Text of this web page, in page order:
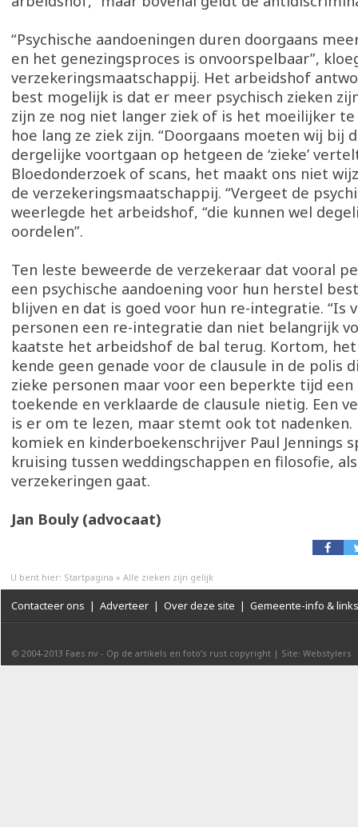
“Psychische aandoeningen duren doorgaans
en het genezingsproces is onvoorspelbaar”,
verzekeringsmaatschappij. Het arbeidshof
best mogelijk is dat er meer psychisch zieken
zijn ze nog niet langer ziek of is het moeilijker
hoe lang ze ziek zijn. “Doorgaans moeten wij bij
dergelijke voortgaan op hetgeen de ‘zieke’
Bloedonderzoek of scans, het maakt ons niet
de verzekeringsmaatschappij. “Vergeet de
weerlegde het arbeidshof, “die kunnen wel
oordelen”.
Ten leste beweerde de verzekeraar dat vooral
een psychische aandoening voor hun herstel
blijven en dat is goed voor hun re-integratie. “Is
personen een re-integratie dan niet belangrijk
kaatste het arbeidshof de bal terug. Kortom,
kende geen genade voor de clausule in de polis
zieke personen maar voor een beperkte tijd
toekende en verklaarde de clausule nietig. Een
is er om te lezen, maar stemt ook tot nadenken.
komiek en kinderboekenschrijver Paul Jennings
kruising tussen weddingschappen en filosofie,
verzekeringen gaat.
Jan Bouly (advocaat)
U bent hier: Startpagina » Alle zieken zijn gelijk
Contacteer ons | Adverteer | Over deze site | Gemeente-info & links
© 2004-2013 Faes nv - Op de artikels en foto’s rust copyright | Site: Webstylers